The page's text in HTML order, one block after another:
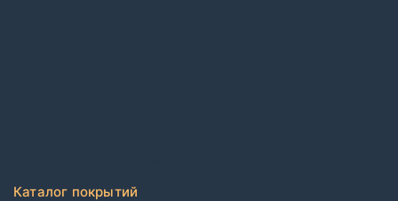
Каталог покрытий